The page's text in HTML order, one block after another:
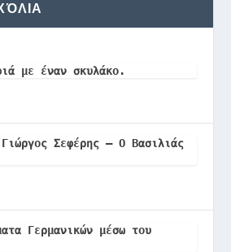
με έναν σκυλάκο.
Γιώργος Σεφέρης – Ο Βασιλιάς
Γερμανικών μέσω του